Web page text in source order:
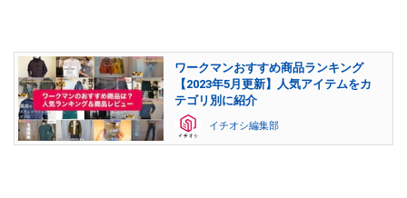
ワークマンおすすめ商品ランキング
【2023年5月更新】人気アイテムをカ
テゴリ別に紹介
イチオシ編集部